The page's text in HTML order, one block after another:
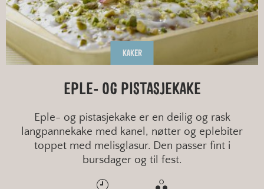
KAKER
EPLE- OG PISTASJEKAKE
Eple- og pistasjekake er en deilig og rask
langpannekake med kanel, nøtter og eplebiter
toppet med melisglasur. Den passer fint i
bursdager og til fest.